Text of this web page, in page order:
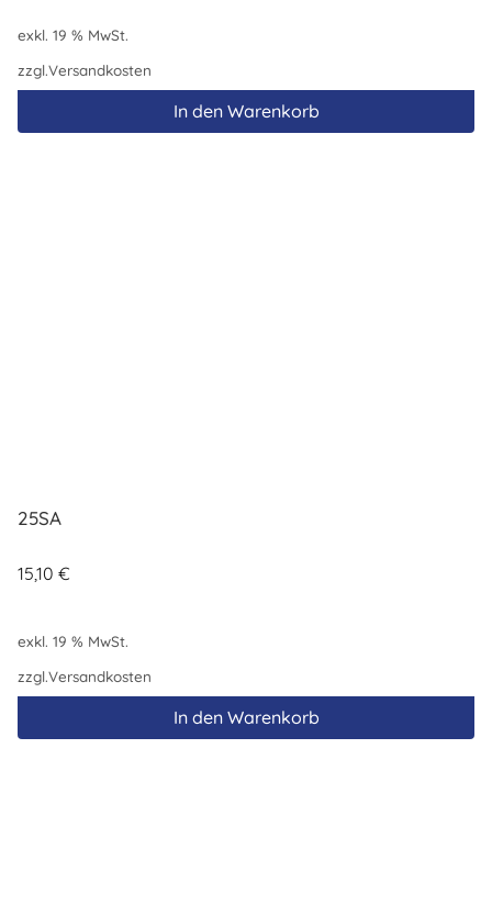
exkl. 19 % MwSt.
zzgl.Versandkosten
In den Warenkorb
25SA
15,10 €
exkl. 19 % MwSt.
zzgl.Versandkosten
In den Warenkorb